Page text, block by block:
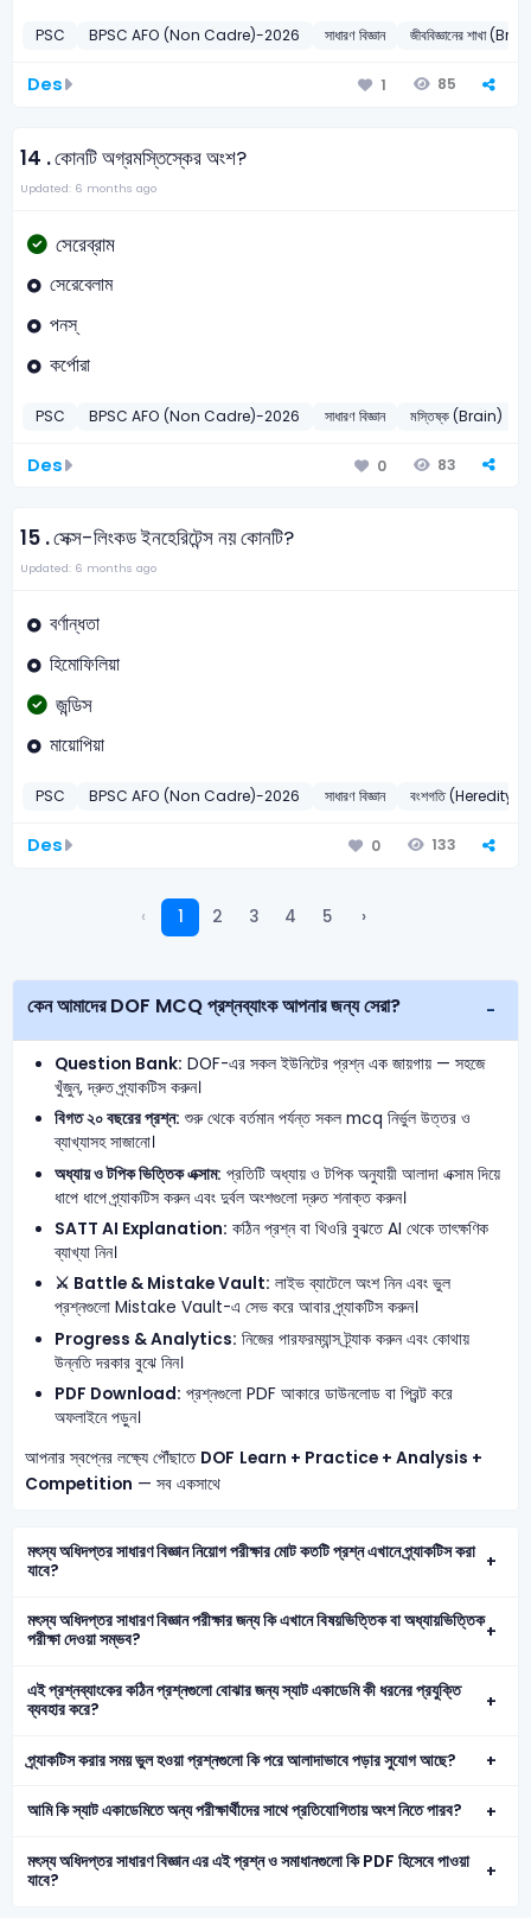
PSC BPSC AFO (Non Cadre)-2026 সাধারণ বিজ্ঞান জীববিজ্ঞানের শাখা
Des 1 85
14 .কোনটি অগ্রমস্তিস্কের অংশ?
Updated: 6 months ago
সেরেব্রাম
সেরেবেলাম
পনস্
কর্পোরা
PSC BPSC AFO (Non Cadre)-2026 সাধারণ বিজ্ঞান মস্তিষ্ক (Brain)
Des 0 83
15 .সেক্স-লিংকড ইনহেরিটেন্স নয় কোনটি?
Updated: 6 months ago
বর্ণান্ধতা
হিমোফিলিয়া
জন্ডিস
মায়োপিয়া
PSC BPSC AFO (Non Cadre)-2026 সাধারণ বিজ্ঞান বংশগতি (Heredity)
Des 0 133
‹ 1 2 3 4 5 ›
কেন আমাদের DOF MCQ প্রশ্নব্যাংক আপনার জন্য সেরা?
Question Bank: DOF-এর সকল ইউনিটের প্রশ্ন এক জায়গায় — সহজে
খুঁজুন, দ্রুত প্র্যাকটিস করুন।
বিগত ২০ বছরের প্রশ্ন: শুরু থেকে বর্তমান পর্যন্ত সকল mcq নির্ভুল উত্তর ও
ব্যাখ্যাসহ সাজানো।
অধ্যায় ও টপিক ভিত্তিক এক্সাম: প্রতিটি অধ্যায় ও টপিক অনুযায়ী আলাদা এক্সাম দিয়ে
ধাপে ধাপে প্র্যাকটিস করুন এবং দুর্বল অংশগুলো দ্রুত শনাক্ত করুন।
SATT AI Explanation: কঠিন প্রশ্ন বা থিওরি বুঝতে AI থেকে তাৎক্ষণিক
ব্যাখ্যা নিন।
⚔️ Battle & Mistake Vault: লাইভ ব্যাটেলে অংশ নিন এবং ভুল
প্রশ্নগুলো Mistake Vault-এ সেভ করে আবার প্র্যাকটিস করুন।
Progress & Analytics: নিজের পারফরম্যান্স ট্র্যাক করুন এবং কোথায়
উন্নতি দরকার বুঝে নিন।
PDF Download: প্রশ্নগুলো PDF আকারে ডাউনলোড বা প্রিন্ট করে
অফলাইনে পড়ুন।
আপনার স্বপ্নের লক্ষ্যে পৌঁছাতে DOF Learn + Practice + Analysis +
Competition — সব একসাথে
মৎস্য অধিদপ্তর সাধারণ বিজ্ঞান নিয়োগ পরীক্ষার মোট কতটি প্রশ্ন এখানে প্র্যাকটিস করা
যাবে?
মৎস্য অধিদপ্তর সাধারণ বিজ্ঞান পরীক্ষার জন্য কি এখানে বিষয়ভিত্তিক বা অধ্যায়ভিত্তিক
পরীক্ষা দেওয়া সম্ভব?
এই প্রশ্নব্যাংকের কঠিন প্রশ্নগুলো বোঝার জন্য স্যাট একাডেমি কী ধরনের প্রযুক্তি
ব্যবহার করে?
প্র্যাকটিস করার সময় ভুল হওয়া প্রশ্নগুলো কি পরে আলাদাভাবে পড়ার সুযোগ আছে?
আমি কি স্যাট একাডেমিতে অন্য পরীক্ষার্থীদের সাথে প্রতিযোগিতায় অংশ নিতে পারব?
মৎস্য অধিদপ্তর সাধারণ বিজ্ঞান এর এই প্রশ্ন ও সমাধানগুলো কি PDF হিসেবে পাওয়া
যাবে?